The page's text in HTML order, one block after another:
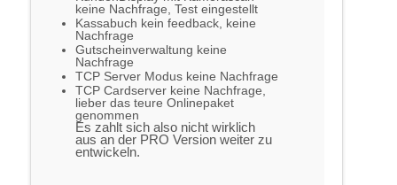
keine Nachfrage, Test eingestellt
Kassabuch kein feedback, keine
Nachfrage
Gutscheinverwaltung keine
Nachfrage
TCP Server Modus keine Nachfrage
TCP Cardserver keine Nachfrage,
lieber das teure Onlinepaket
genommen
Es zahlt sich also nicht wirklich
aus an der PRO Version weiter zu
entwickeln.